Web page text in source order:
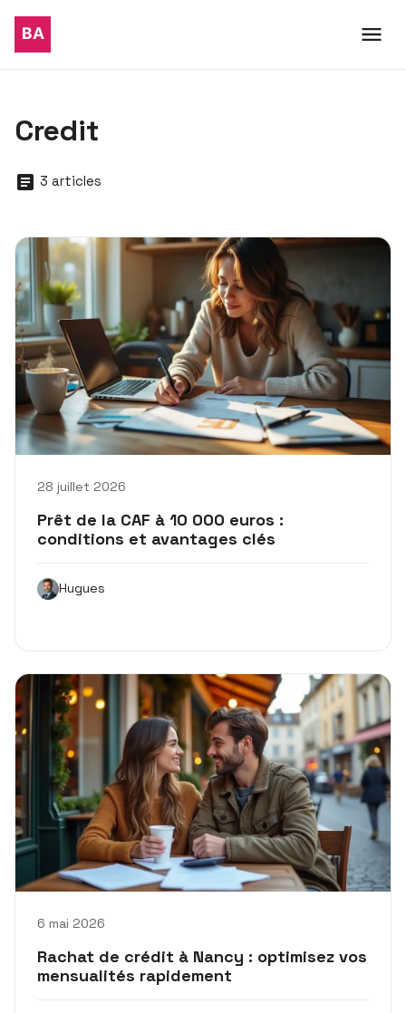
Credit
3 articles
28 juillet 2026
Prêt de la CAF à 10 000 euros :
conditions et avantages clés
Hugues
6 mai 2026
Rachat de crédit à Nancy : optimisez vos
mensualités rapidement